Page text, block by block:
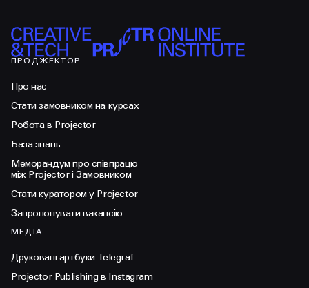
ПРОДЖЕКТОР
Про нас
Стати замовником на курсах
Робота в Projector
База знань
Меморандум про співпрацю
між Projector і Замовником
Стати куратором у Projector
Запропонувати вакансію
МЕДІА
Друковані артбуки Telegraf
Projector Publishing в Instagram